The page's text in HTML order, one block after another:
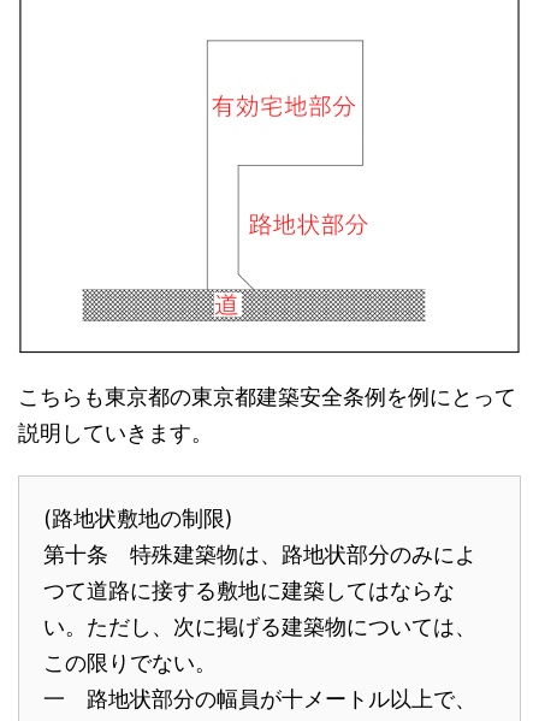
こちらも東京都の東京都建築安全条例を例にとって
説明していきます。
(路地状敷地の制限)
第十条 特殊建築物は、路地状部分のみによ
つて道路に接する敷地に建築してはならな
い。ただし、次に掲げる建築物については、
この限りでない。
一 路地状部分の幅員が十メートル以上で、